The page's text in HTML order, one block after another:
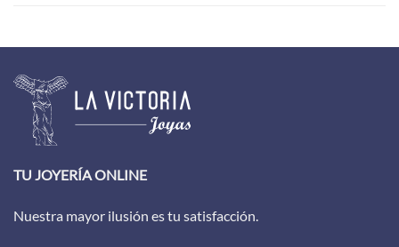
TU JOYERÍA ONLINE
Nuestra mayor ilusión es tu satisfacción.